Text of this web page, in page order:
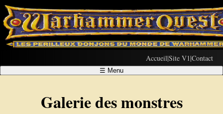
Accueil|Site V1|Contact
☰ Menu
Galerie des monstres